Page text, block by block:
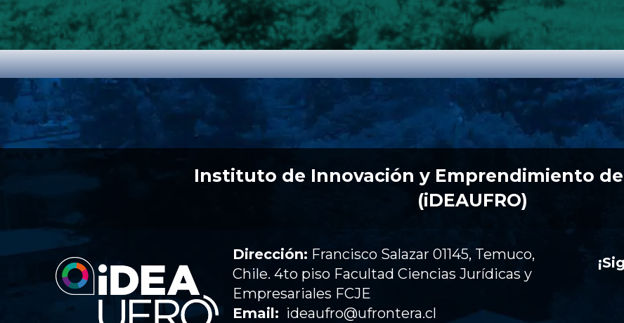
Instituto de Innovación y Emprendimiento
(iDEAUFRO)
Dirección: Francisco Salazar 01145, Temuco,
Chile. 4to piso Facultad Ciencias Jurídicas y
Empresariales FCJE
Email: ideaufro@ufrontera.cl